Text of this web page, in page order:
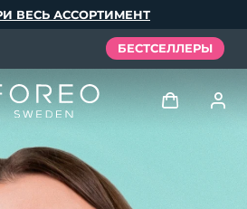
ВЕСЬ АССОРТИМЕНТ
БЕСТСЕЛЛЕРЫ